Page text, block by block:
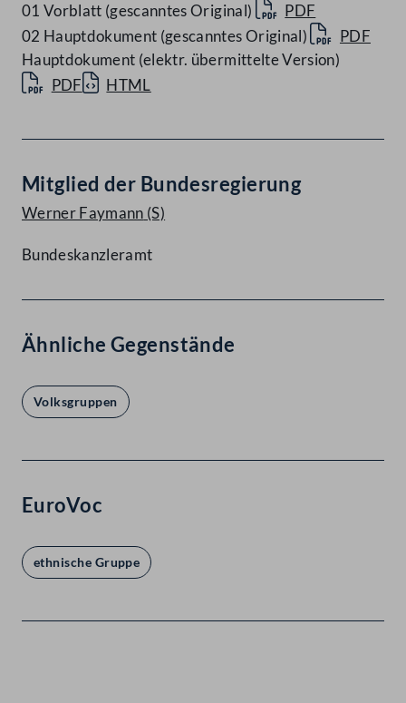
01 Vorblatt (gescanntes Original)
PDF
02 Hauptdokument (gescanntes Original)
PDF
Hauptdokument (elektr. übermittelte Version)
PDF
HTML
Mitglied der Bundesregierung
Werner Faymann (S)
Bundeskanzleramt
Ähnliche Gegenstände
Volksgruppen
EuroVoc
ethnische Gruppe